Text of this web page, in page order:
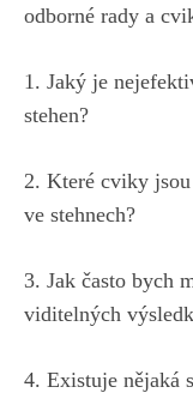
odborné rady ⁣a
1. Jaký je
stehen?
2. Které⁤ cviky
ve stehnech?
3. Jak často bych
viditelných​
4. ‍Existuje nějaká